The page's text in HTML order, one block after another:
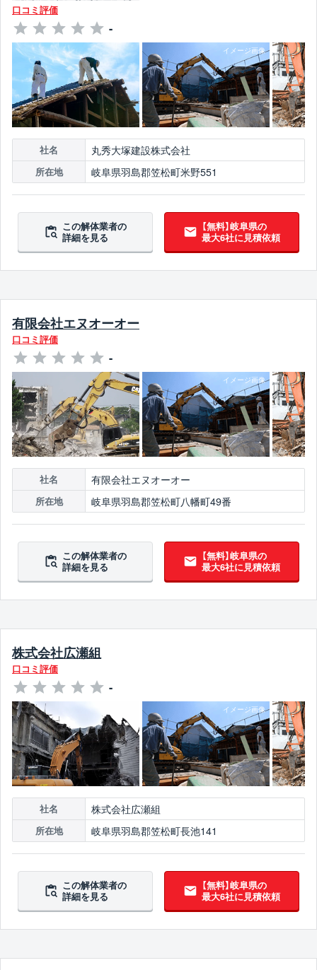
口コミ評価
-
社名 丸秀大塚建設株式会社
所在地 岐阜県羽島郡笠松町米野551
この解体業者の
詳細を見る
【無料】岐阜県の
最大6社に見積依頼
有限会社エヌオーオー
口コミ評価
-
社名 有限会社エヌオーオー
所在地 岐阜県羽島郡笠松町八幡町49番
この解体業者の
詳細を見る
【無料】岐阜県の
最大6社に見積依頼
株式会社広瀬組
口コミ評価
-
社名 株式会社広瀬組
所在地 岐阜県羽島郡笠松町長池141
この解体業者の
詳細を見る
【無料】岐阜県の
最大6社に見積依頼